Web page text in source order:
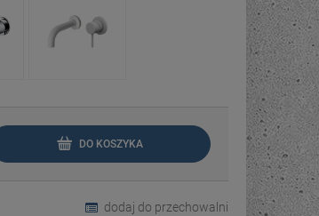
DO KOSZYKA
dodaj do przechowalni